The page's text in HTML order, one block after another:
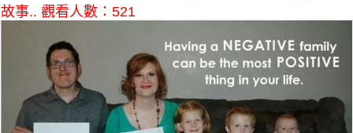
故事.. 觀看人數：521